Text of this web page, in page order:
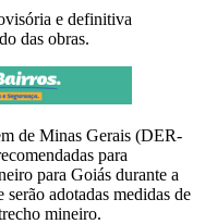
e definitiva
das obras.
de Minas Gerais (DER-
para
para Goiás durante a
adotadas medidas de
mineiro.